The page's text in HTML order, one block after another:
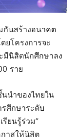
กันสร้างอนาคต
ยโครงการจะ
มีนิสิตนักศึกษาลง
ราย
นำของไทยใน
ศึกษาระดับ
รียนรู้ร่วม”
กาสให้นิสิต